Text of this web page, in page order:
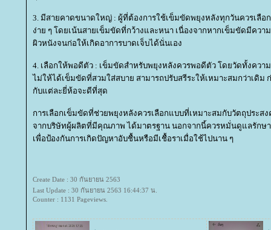
3. มีสายคาดขนาดใหญ่ : ผู้ที่ต้องการใช้เข็มขัดพยุงหลังทุกวันควรเลือ
ง่าย ๆ โดยเน้นสายเข็มขัดที่กว้างและหนา เนื่องจากหากเข็มขัดมีควา
ผิวหนังจนก่อให้เกิดอาการบาดเจ็บได้นั่นเอง
4. เลือกให้พอดีตัว : เข็มขัดสำหรับพยุงหลังควรพอดีตัว โดยวัดทั้งควา
ไม่ให้ได้เข็มขัดที่สวมใส่สบาย สามารถปรับสรีระให้เหมาะสมกว่าเดิม
กับแต่ละยี่ห้อจะดีที่สุด
การเลือกเข็มขัดที่ช่วยพยุงหลังควรเลือกแบบที่เหมาะสมกับวัตถุประส
จากบริษัทผู้ผลิตที่มีคุณภาพ ได้มาตรฐาน นอกจากนี้ควรหมั่นดูแลรักษ
เพื่อป้องกันการเกิดปัญหาอับชื้นหรือมีเชื้อราเมื่อใช้ไปนาน ๆ
Create Date : 30 กันยายน 2563
Last Update : 30 กันยายน 2563 16:44:37 น.
Counter : 1131 Pageviews.